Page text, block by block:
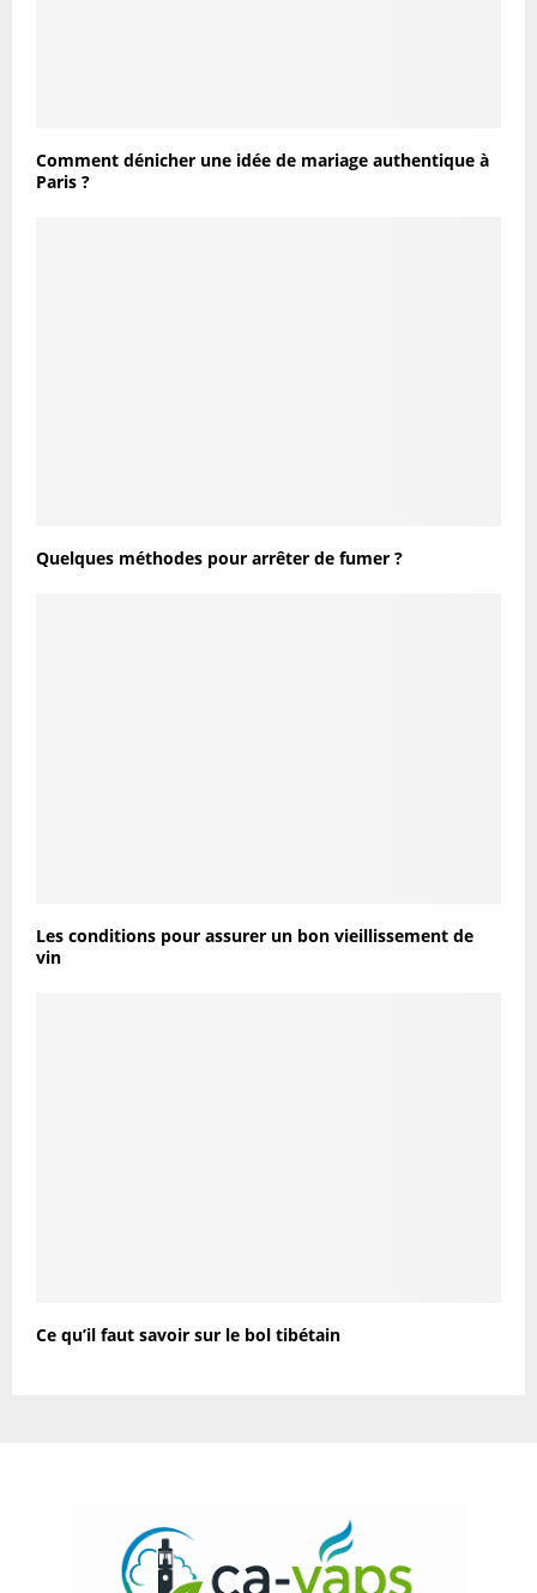
Comment dénicher une idée de mariage authentique à
Paris ?
Quelques méthodes pour arrêter de fumer ?
Les conditions pour assurer un bon vieillissement de
vin
Ce qu’il faut savoir sur le bol tibétain